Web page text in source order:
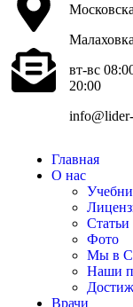
вт-вс
20:00
Главная
О нас
Статьи
Фото
Мы в
Наши
Врачи